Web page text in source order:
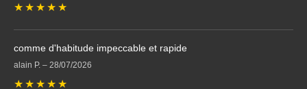
★ ★ ★ ★ ★
comme d'habitude impeccable et rapide
alain P. – 28/07/2026
★ ★ ★ ★ ★